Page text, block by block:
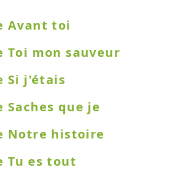
Avant toi
Toi mon sauveur
Si j'étais
Saches que je
Notre histoire
Tu es tout